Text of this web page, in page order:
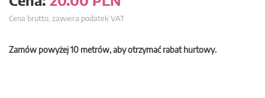
Cena brutto, zawiera podatek VAT
Zamów powyżej 10 metrów, aby otrzymać rabat hurtowy.